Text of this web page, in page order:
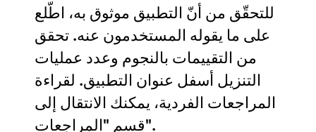
للتحقّق من أنّ التطبيق موثوق به، اطّلع
على ما يقوله المستخدمون عنه. تحقق
من التقييمات بالنجوم وعدد عمليات
التنزيل أسفل عنوان التطبيق. لقراءة
المراجعات الفردية، يمكنك الانتقال إلى
قسم "المراجعات".